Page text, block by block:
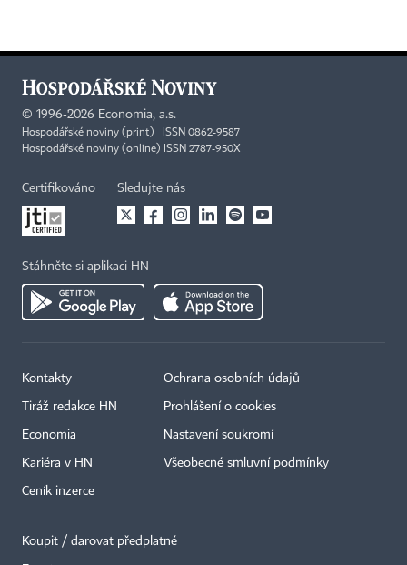
© 1996-2026 Economia, a.s.
Hospodářské noviny (print) ISSN 0862-9587
Hospodářské noviny (online) ISSN 2787-950X
Certifikováno Sledujte nás
Stáhněte si aplikaci HN
Kontakty
Tiráž redakce HN
Economia
Kariéra v HN
Ceník inzerce
Ochrana osobních údajů
Prohlášení o cookies
Nastavení soukromí
Všeobecné smluvní podmínky
Koupit / darovat předplatné